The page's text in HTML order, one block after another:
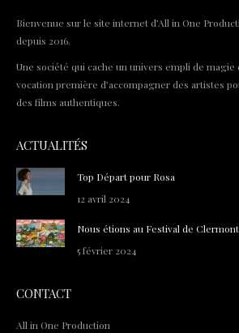
Bienvenue sur le site internet d’All in One
depuis 2016.
Une société qui cache un univers empli de magie
vocation première d’accompagner des artistes
des films authentiques.
ACTUALITÉS
Top Départ pour Rosa
12 avril 2024
Nous étions au Festival de
5 février 2024
CONTACT
All in One Production